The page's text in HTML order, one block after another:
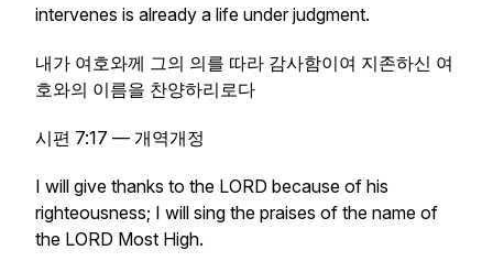
intervenes is already a life under judgment.
내가 여호와께 그의 의를 따라 감사함이여 지존하신 여
호와의 이름을 찬양하리로다
시편 7:17 — 개역개정
I will give thanks to the LORD because of his
righteousness; I will sing the praises of the name of
the LORD Most High.